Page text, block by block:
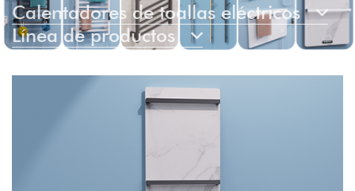
Calentadores de toallas eléctricos
Línea de productos